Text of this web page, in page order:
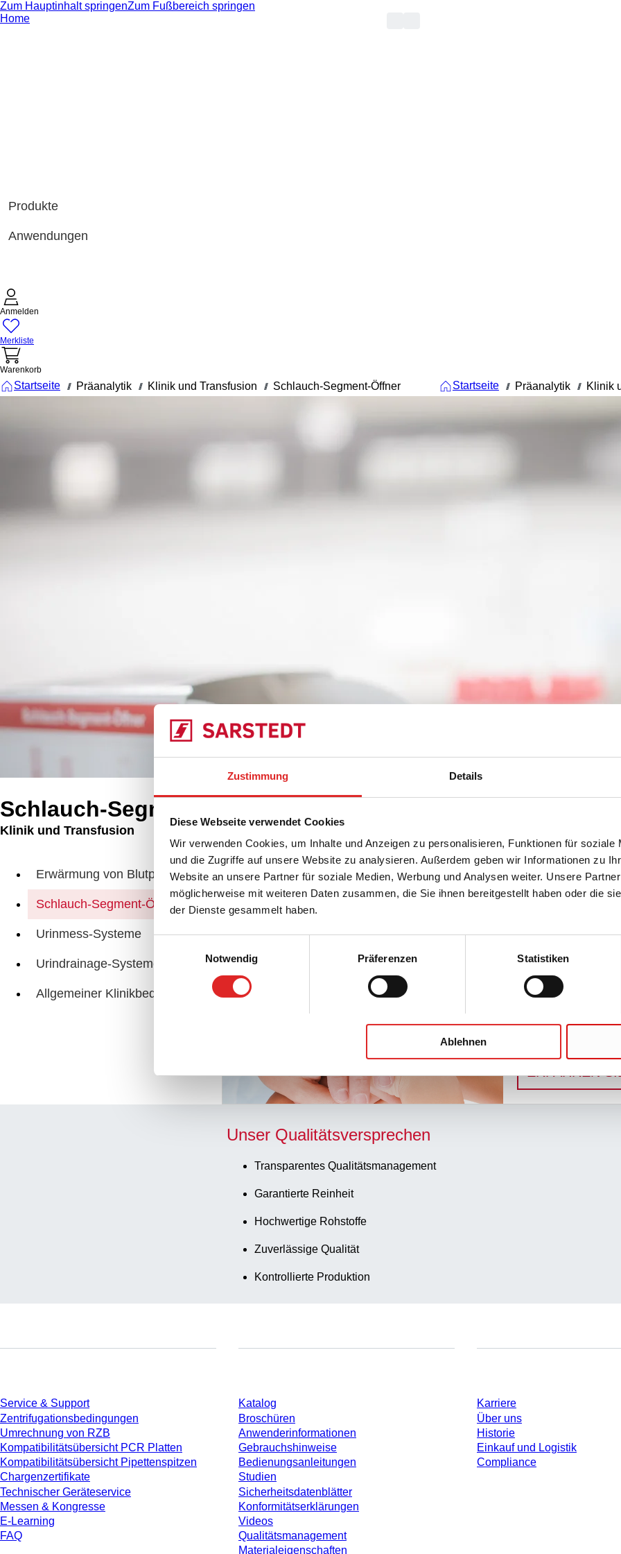
Zustimmung Details
Diese Webseite verwendet Cookies
Wir verwenden Cookies, um Inhalte und Anzeigen zu personalisieren, Funktionen für soziale
und die Zugriffe auf unsere Website zu analysieren. Außerdem geben wir Informationen zu
Website an unsere Partner für soziale Medien, Werbung und Analysen weiter. Unsere
möglicherweise mit weiteren Daten zusammen, die Sie ihnen bereitgestellt haben oder die
der Dienste gesammelt haben.
Notwendig
Präferenzen Statistiken
Ablehnen
Zum Hauptinhalt springenZum Fußbereich springen
Home
Produkte
Anwendungen
Anmelden
Merkliste
Warenkorb
Startseite /// Präanalytik /// Klinik und Transfusion /// Schlauch-Segment-Öffner Startseite /// Präanalytik /// Klinik
Schlauch-Segment-Öffner
Klinik und Transfusion
Erwärmung von Blutprodukten
Schlauch-Segment-Öffner
Urinmess-Systeme
Urindrainage-Systeme
Allgemeiner Klinikbedarf
Produkte
Schlauch-Segment-Öffner
Verwandte Seiten
Präanalytischer
Innovative
ERFAHREN
Unser Qualitätsversprechen
Transparentes Qualitätsmanagement
Garantierte Reinheit
Hochwertige Rohstoffe
Zuverlässige Qualität
Kontrollierte Produktion
Service & Support
Zentrifugationsbedingungen
Umrechnung von RZB
Kompatibilitätsübersicht PCR Platten
Kompatibilitätsübersicht Pipettenspitzen
Chargenzertifikate
Technischer Geräteservice
Messen & Kongresse
E-Learning
FAQ
Katalog
Broschüren
Anwenderinformationen
Gebrauchshinweise
Bedienungsanleitungen
Studien
Sicherheitsdatenblätter
Konformitätserklärungen
Videos
Qualitätsmanagement
Materialeigenschaften
Karriere
Über uns
Historie
Einkauf und Logistik
Compliance